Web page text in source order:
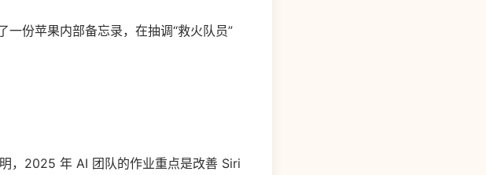
份苹果内部备忘录，在抽调“救火队员”
，2025 年 AI 团队的作业重点是改善 Siri